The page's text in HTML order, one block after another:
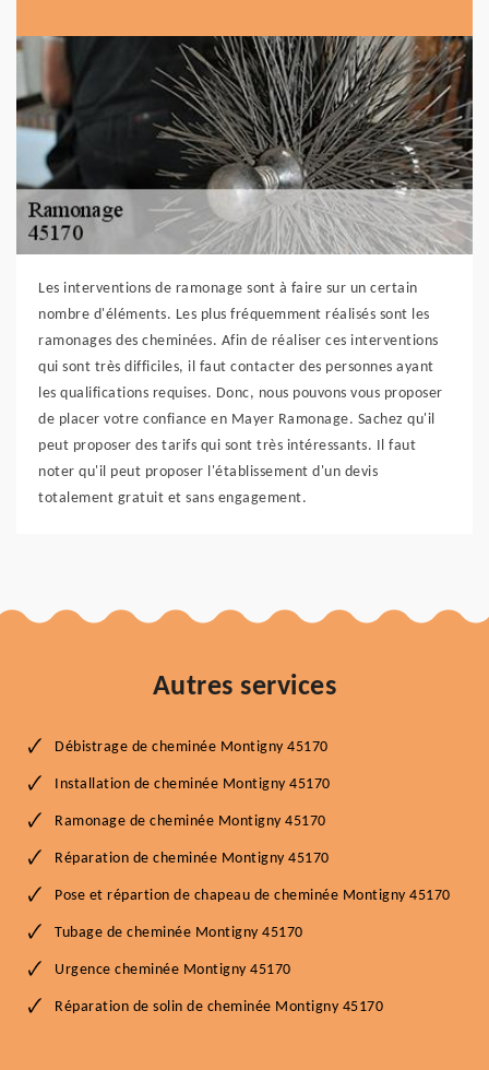
Les interventions de ramonage sont à faire sur un certain
nombre d'éléments. Les plus fréquemment réalisés sont les
ramonages des cheminées. Afin de réaliser ces interventions
qui sont très difficiles, il faut contacter des personnes ayant
les qualifications requises. Donc, nous pouvons vous proposer
de placer votre confiance en Mayer Ramonage. Sachez qu'il
peut proposer des tarifs qui sont très intéressants. Il faut
noter qu'il peut proposer l'établissement d'un devis
totalement gratuit et sans engagement.
Autres services
Débistrage de cheminée Montigny 45170
Installation de cheminée Montigny 45170
Ramonage de cheminée Montigny 45170
Réparation de cheminée Montigny 45170
Pose et répartion de chapeau de cheminée Montigny 45170
Tubage de cheminée Montigny 45170
Urgence cheminée Montigny 45170
Réparation de solin de cheminée Montigny 45170